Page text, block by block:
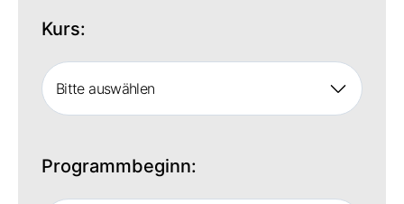
Kurs:
Bitte auswählen
Programmbeginn: